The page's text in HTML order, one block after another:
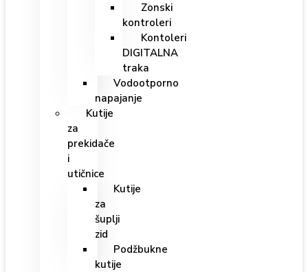
Zonski
kontroleri
Kontoleri
DIGITALNA
traka
Vodootporno
napajanje
Kutije
za
prekidače
i
utičnice
Kutije
za
šuplji
zid
Podžbukne
kutije